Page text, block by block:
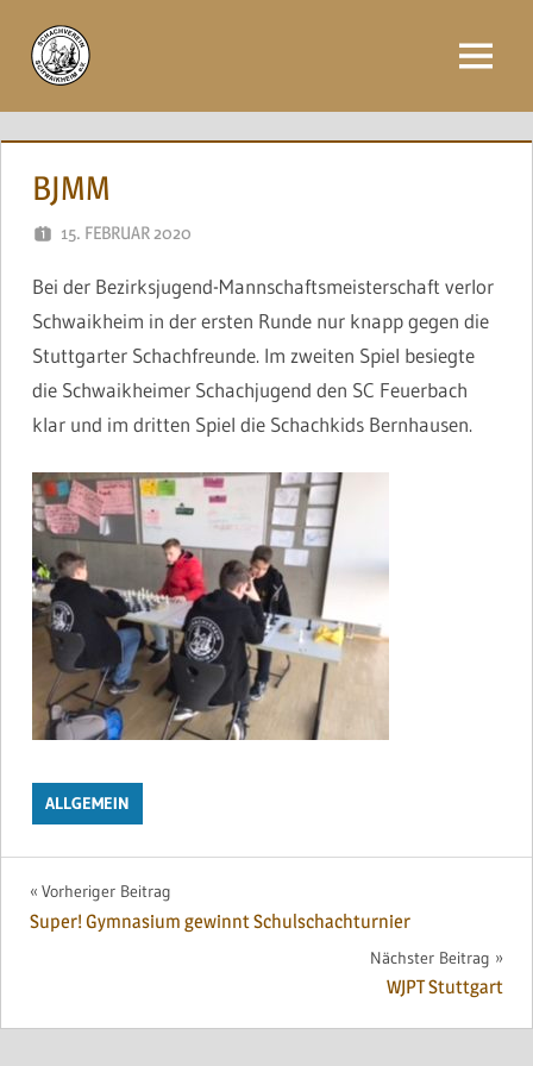
Inhalt
springen
Menü
BJMM
15. FEBRUAR 2020
Bei der Bezirksjugend-Mannschaftsmeisterschaft verlor
Schwaikheim in der ersten Runde nur knapp gegen die
Stuttgarter Schachfreunde. Im zweiten Spiel besiegte
die Schwaikheimer Schachjugend den SC Feuerbach
klar und im dritten Spiel die Schachkids Bernhausen.
ALLGEMEIN
Beitragsnavigation
Vorheriger Beitrag
Super! Gymnasium gewinnt Schulschachturnier
Nächster Beitrag
WJPT Stuttgart